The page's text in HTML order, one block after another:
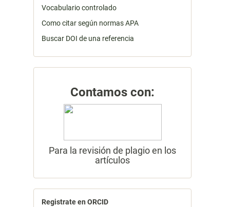
Vocabulario controlado
Como citar según normas APA
Buscar DOI de una referencia
Contamos con:
Para la revisión de plagio en los
artículos
Registrate en ORCID